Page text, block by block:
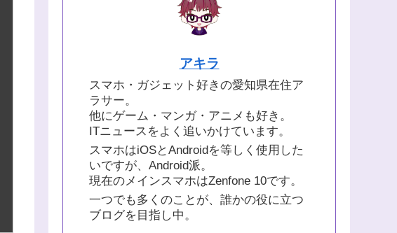
アキラ
スマホ・ガジェット好きの愛知県在住ア
ラサー。
他にゲーム・マンガ・アニメも好き。
ITニュースをよく追いかけています。
スマホはiOSとAndroidを等しく使用した
いですが、Android派。
現在のメインスマホはZenfone 10です。
一つでも多くのことが、誰かの役に立つ
ブログを目指し中。